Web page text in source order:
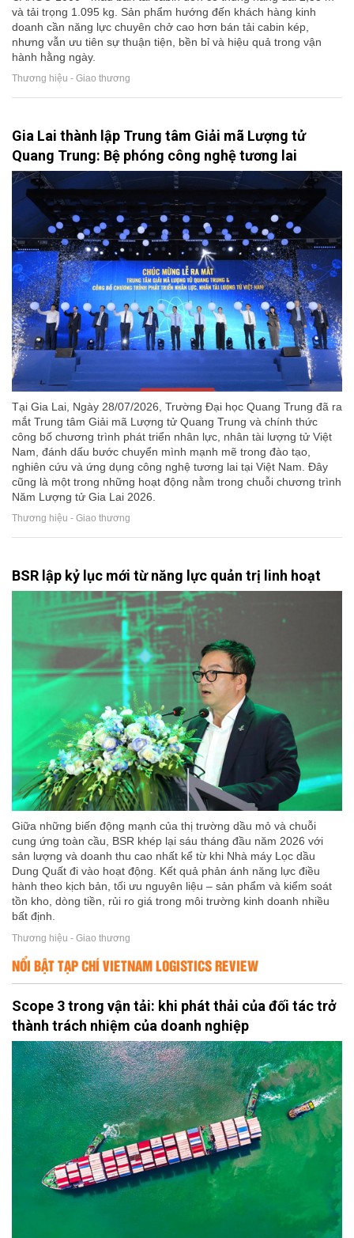
và tải trọng 1.095 kg. Sản phẩm hướng đến khách hàng kinh
doanh cần năng lực chuyên chở cao hơn bán tải cabin kép,
nhưng vẫn ưu tiên sự thuận tiện, bền bỉ và hiệu quả trong vận
hành hằng ngày.
Thương hiệu - Giao thương
Gia Lai thành lập Trung tâm Giải mã Lượng tử
Quang Trung: Bệ phóng công nghệ tương lai
Tại Gia Lai, Ngày 28/07/2026, Trường Đại học Quang Trung đã ra
mắt Trung tâm Giải mã Lượng tử Quang Trung và chính thức
công bố chương trình phát triển nhân lực, nhân tài lượng tử Việt
Nam, đánh dấu bước chuyển mình mạnh mẽ trong đào tạo,
nghiên cứu và ứng dụng công nghệ tương lai tại Việt Nam. Đây
cũng là một trong những hoạt động nằm trong chuỗi chương trình
Năm Lượng tử Gia Lai 2026.
Thương hiệu - Giao thương
BSR lập kỷ lục mới từ năng lực quản trị linh hoạt
Giữa những biến động mạnh của thị trường dầu mỏ và chuỗi
cung ứng toàn cầu, BSR khép lại sáu tháng đầu năm 2026 với
sản lượng và doanh thu cao nhất kể từ khi Nhà máy Lọc dầu
Dung Quất đi vào hoạt động. Kết quả phản ánh năng lực điều
hành theo kịch bản, tối ưu nguyên liệu – sản phẩm và kiểm soát
tồn kho, dòng tiền, rủi ro giá trong môi trường kinh doanh nhiều
bất định.
Thương hiệu - Giao thương
NỔI BẬT TẠP CHÍ VIETNAM LOGISTICS REVIEW
Scope 3 trong vận tải: khi phát thải của đối tác trở
thành trách nhiệm của doanh nghiệp